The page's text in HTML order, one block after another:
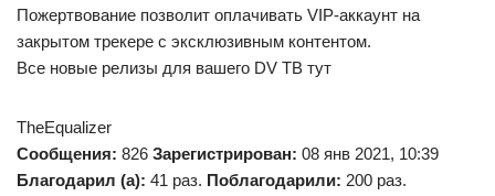
Пожертвование позволит оплачивать VIP-аккаунт на
закрытом трекере с эксклюзивным контентом.
Все новые релизы для вашего DV ТВ тут
TheEqualizer
Сообщения: 826 Зарегистрирован: 08 янв 2021, 10:39
Благодарил (а): 41 раз. Поблагодарили: 200 раз.